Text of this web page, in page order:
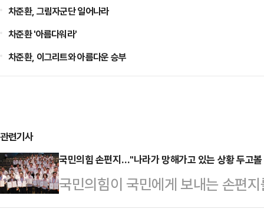
차준환, 그림자군단 일어나라
차준환 '아름다워라'
차준환, 이그리트와 아름다운 승부
관련기사
국민의힘 손편지…"나라가 망해가고 있는 상황 두고
국민의힘이 국민에게 보내는 손편
화와 쇄신을 통해 국민만 바라보고